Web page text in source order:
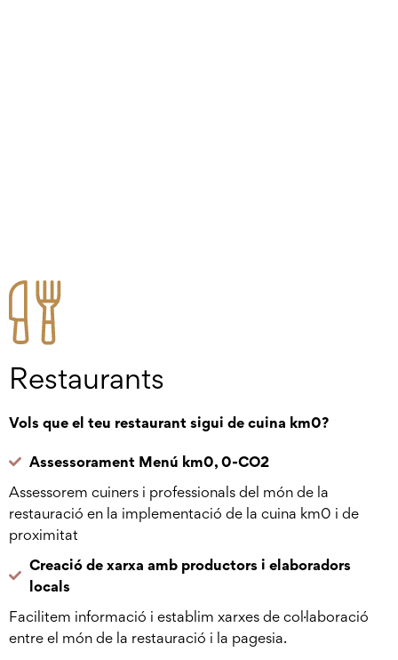
Restaurants
Vols que el teu restaurant sigui de cuina km0?
Assessorament Menú km0, 0-CO2
Assessorem cuiners i professionals del món de la
restauració en la implementació de la cuina km0 i de
proximitat
Creació de xarxa amb productors i elaboradors
locals
Facilitem informació i establim xarxes de col·laboració
entre el món de la restauració i la pagesia.